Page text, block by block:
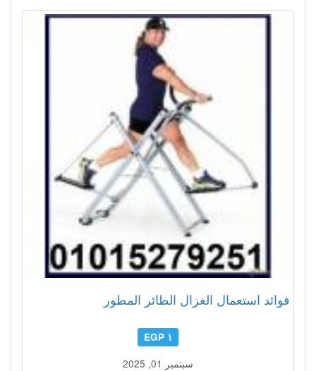
فوائد استعمال الغزال الطائر المطور
١ EGP
سبتمبر 01, 2025